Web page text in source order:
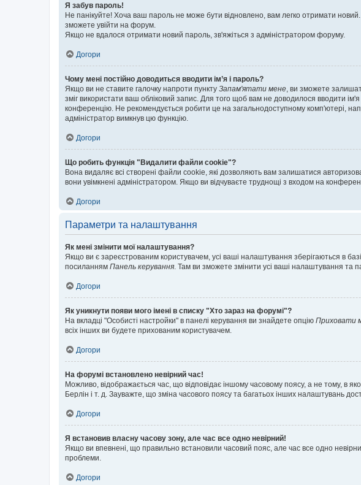
Я забув пароль!
Не панікуйте! Хоча ваш пароль не може бути відновлено, вам легко отримати новий.
зможете увійти на форум.
Якщо не вдалося отримати новий пароль, зв'яжіться з адміністратором форуму.
Догори
Чому мені постійно доводиться вводити ім’я і пароль?
Якщо ви не ставите галочку напроти пункту Запам'ятати мене , ви зможете
зміг використати ваш обліковий запис. Для того щоб вам не доводилося вводити
конференцію. Не рекомендується робити це на загальнодоступному комп'ютері,
адміністратор вимкнув цю функцію.
Догори
Що робить функція "Видалити файли cookie"?
Вона видаляє всі створені файли cookie, які дозволяють вам залишатися
вони увімкнені адміністратором. Якщо ви відчуваєте труднощі з входом на
Догори
Параметри та налаштування
Як мені змінити мої налаштування?
Якщо ви є зареєстрованим користувачем, усі ваші налаштування зберігаються в
посиланням Панель керування . Там ви зможете змінити усі ваші налаштування та
Догори
Як уникнути появи мого імені в списку "Хто зараз на форумі"?
На вкладці "Особисті настройки" в панелі керування ви знайдете опцію Приховати
всіх інших ви будете прихованим користувачем.
Догори
На форумі встановлено невірний час!
Можливо, відображається час, що відповідає іншому часовому поясу, а не тому, в
Берлін і т. д. Зауважте, що зміна часового поясу та багатьох інших налаштувань
Догори
Я встановив власну часову зону, але час все одно невірний!
Якщо ви впевнені, що правильно встановили часовий пояс, але час все одно
проблеми.
Догори